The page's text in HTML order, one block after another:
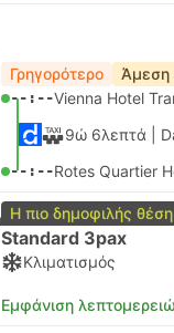
Γρηγορότερο Άμεση
--:--Vienna Hotel
9ώ 6λεπτά |
--:--Rotes Quartier
Η πιο δημοφιλής θέση
Standard 3pax
Κλιματισμός
Εμφάνιση